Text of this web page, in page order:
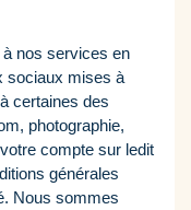
nos services en
sociaux mises à
certaines des
photographie,
compte sur ledit
générales
Nous sommes